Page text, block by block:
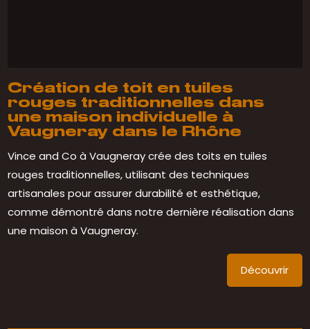
Création de toit en tuiles
rouges traditionnelles dans
une maison individuelle à
Vaugneray dans le Rhône
Vince and Co à Vaugneray crée des toits en tuiles
rouges traditionnelles, utilisant des techniques
artisanales pour assurer durabilité et esthétique,
comme démontré dans notre dernière réalisation dans
une maison à Vaugneray.
Découvrir